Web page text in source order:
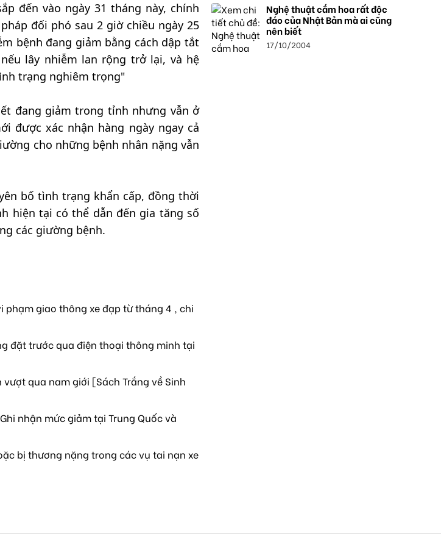
đến vào ngày 31 tháng này, chính
đối phó sau 2 giờ chiều ngày 25
bệnh đang giảm bằng cách dập tắt
lây nhiễm lan rộng trở lại, và hệ
trạng nghiêm trọng"
đang giảm trong tỉnh nhưng vẫn ở
được xác nhận hàng ngày ngay cả
cho những bệnh nhân nặng vẫn
bố tình trạng khẩn cấp, đồng thời
hiện tại có thể dẫn đến gia tăng số
các giường bệnh.
phạm giao thông xe đạp từ tháng 4 , chi
đặt trước qua điện thoại thông minh tại
qua nam giới [Sách Trắng về Sinh
nhận mức giảm tại Trung Quốc và
bị thương nặng trong các vụ tai nạn xe
Nghệ thuật cắm hoa rất độc
đáo của Nhật Bản mà ai cũng
nên biết
17/10/2004